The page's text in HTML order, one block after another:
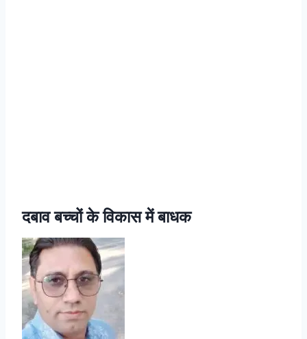
दबाव बच्चों के विकास में बाधक